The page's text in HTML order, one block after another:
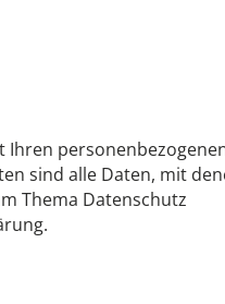
Ihren
sind alle Daten, mit
Thema Datenschutz